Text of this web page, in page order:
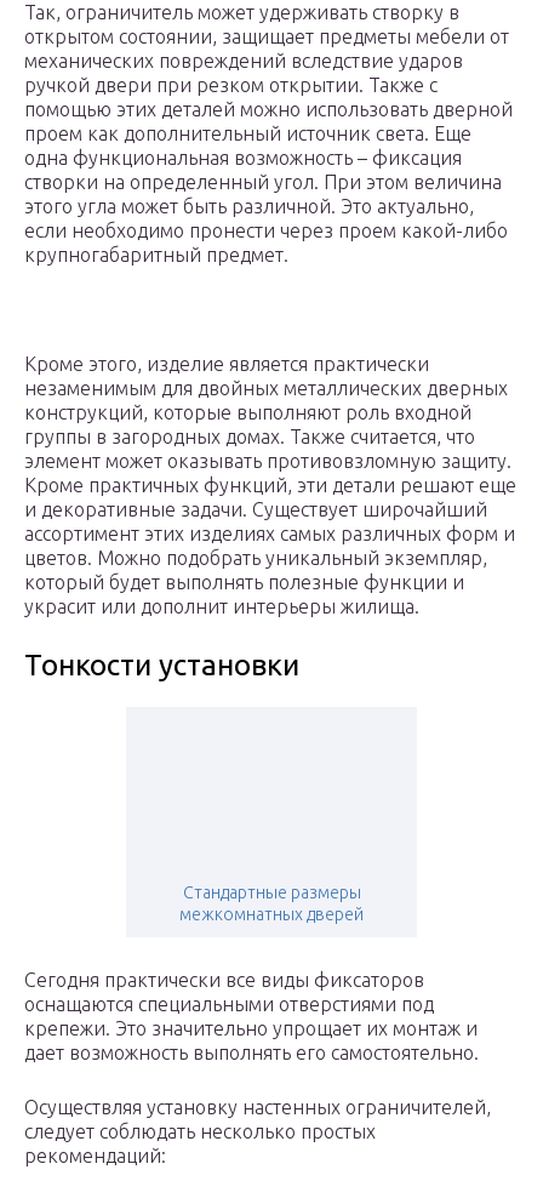
Так, ограничитель может удерживать створку в
открытом состоянии, защищает предметы мебели от
механических повреждений вследствие ударов
ручкой двери при резком открытии. Также с
помощью этих деталей можно использовать дверной
проем как дополнительный источник света. Еще
одна функциональная возможность – фиксация
створки на определенный угол. При этом величина
этого угла может быть различной. Это актуально,
если необходимо пронести через проем какой-либо
крупногабаритный предмет.
Кроме этого, изделие является практически
незаменимым для двойных металлических дверных
конструкций, которые выполняют роль входной
группы в загородных домах. Также считается, что
элемент может оказывать противовзломную защиту.
Кроме практичных функций, эти детали решают еще
и декоративные задачи. Существует широчайший
ассортимент этих изделиях самых различных форм и
цветов. Можно подобрать уникальный экземпляр,
который будет выполнять полезные функции и
украсит или дополнит интерьеры жилища.
Тонкости установки
Стандартные размеры
межкомнатных дверей
Сегодня практически все виды фиксаторов
оснащаются специальными отверстиями под
крепежи. Это значительно упрощает их монтаж и
дает возможность выполнять его самостоятельно.
Осуществляя установку настенных ограничителей,
следует соблюдать несколько простых
рекомендаций: